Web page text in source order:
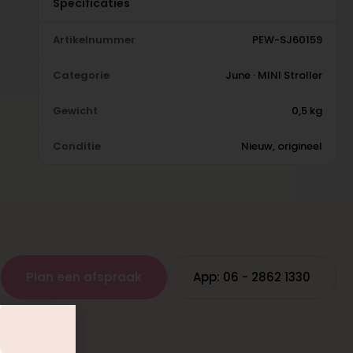
Artikelnummer PEW-SJ60159
Categorie June · MINI Stroller
Gewicht 0,5 kg
Conditie Nieuw, origineel
App: 06 - 2862 1330